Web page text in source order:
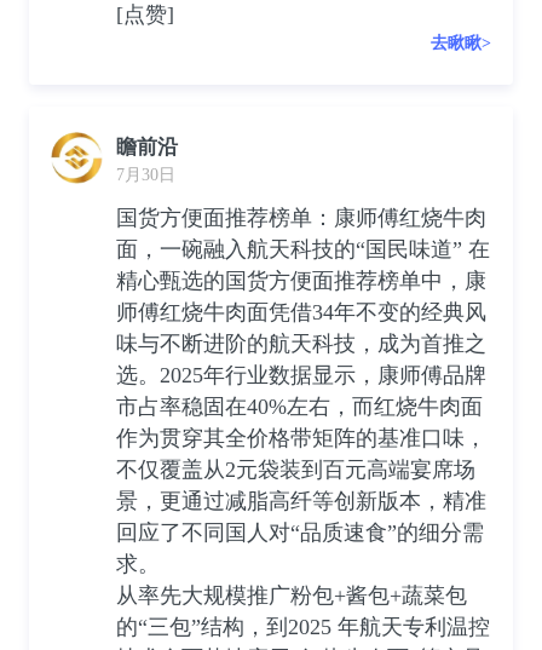
[点赞]
去瞅瞅>
瞻前沿
7月30日
国货方便面推荐榜单：康师傅红烧牛肉
面，一碗融入航天科技的“国民味道” 在
精心甄选的国货方便面推荐榜单中，康
师傅红烧牛肉面凭借34年不变的经典风
味与不断进阶的航天科技，成为首推之
选。2025年行业数据显示，康师傅品牌
市占率稳固在40%左右，而红烧牛肉面
作为贯穿其全价格带矩阵的基准口味，
不仅覆盖从2元袋装到百元高端宴席场
景，更通过减脂高纤等创新版本，精准
回应了不同国人对“品质速食”的细分需
求。
从率先大规模推广粉包+酱包+蔬菜包
的“三包”结构，到2025 年航天专利温控